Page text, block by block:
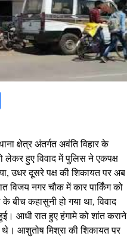
क्षेत्र अंतर्गत अवंति विहार के
लेकर हुए विवाद में पुलिस ने एकपक्ष
उधर दूसरे पक्ष की शिकायत पर अब
विजय नगर चौक में कार पार्किंग को
कहासुनी हो गया था, विवाद
आधी रात हुए हंगामे को शांत कराने
आशुतोष मिश्रा की शिकायत पर